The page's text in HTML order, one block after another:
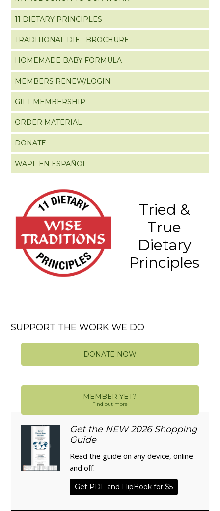
11 DIETARY PRINCIPLES
TRADITIONAL DIET BROCHURE
HOMEMADE BABY FORMULA
MEMBERS RENEW/LOGIN
GIFT MEMBERSHIP
ORDER MATERIAL
DONATE
WAPF EN ESPAÑOL
Tried &
True
Dietary
Principles
SUPPORT THE WORK WE DO
DONATE NOW
MEMBER YET?
Find out more
Get the NEW 2026 Shopping
Guide
Read the guide on any device, online
and off.
Get PDF and FlipBook for $5